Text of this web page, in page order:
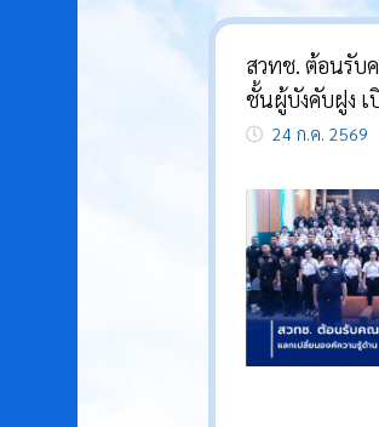
สวทช. ต้อนรับ
ชั้นผู้บังคับฝูง เ
ความรู้ด้าน AI ค
24 ก.ค. 2569